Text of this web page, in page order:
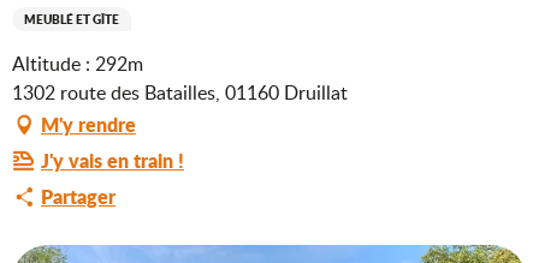
MEUBLÉ ET GÎTE
Altitude : 292m
1302 route des Batailles, 01160 Druillat
M'y rendre
J'y vais en train !
Partager